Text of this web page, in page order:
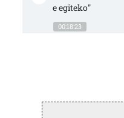
e egiteko"
00:18:23